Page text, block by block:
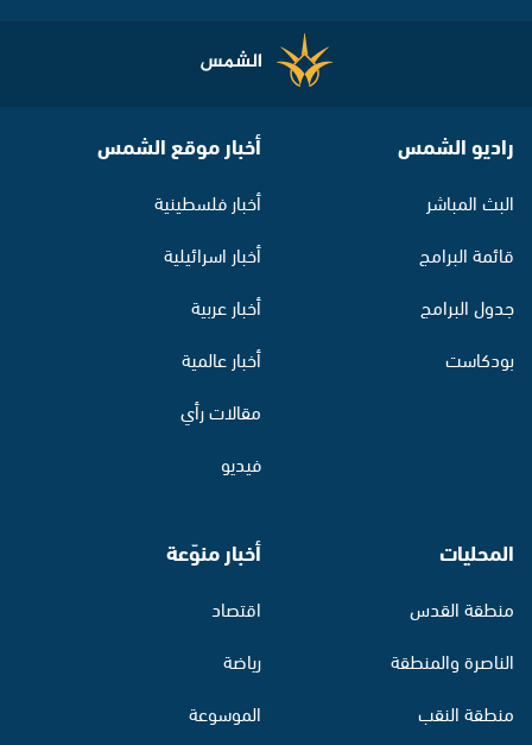
راديو الشمس
البث المباشر
قائمة البرامج
جدول البرامج
بودكاست
أخبار موقع الشمس
أخبار فلسطينية
أخبار اسرائيلية
أخبار عربية
أخبار عالمية
مقالات رأي
فيديو
المحليات
منطقة القدس
الناصرة والمنطقة
منطقة النقب
أخبار منوّعة
اقتصاد
رياضة
الموسوعة